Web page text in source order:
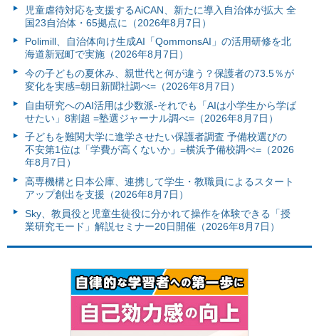
児童虐待対応を支援するAiCAN、新たに導入自治体が拡大 全
国23自治体・65拠点に（2026年8月7日）
Polimill、自治体向け生成AI「QommonsAI」の活用研修を北
海道新冠町で実施（2026年8月7日）
今の子どもの夏休み、親世代と何が違う？保護者の73.5％が
変化を実感=朝日新聞社調べ=（2026年8月7日）
自由研究へのAI活用は少数派-それでも「AIは小学生から学ば
せたい」8割超 =塾選ジャーナル調べ=（2026年8月7日）
子どもを難関大学に進学させたい保護者調査 予備校選びの
不安第1位は「学費が高くないか」=横浜予備校調べ=（2026
年8月7日）
高専機構と日本公庫、連携して学生・教職員によるスタート
アップ創出を支援（2026年8月7日）
Sky、教員役と児童生徒役に分かれて操作を体験できる「授
業研究モード」解説セミナー20日開催（2026年8月7日）